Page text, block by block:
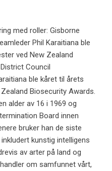
med roller: Gisborne
Phil Karaitiana ble
ved New Zealand
Council
ble kåret til årets
Biosecurity Awards.
alder av 16 i 1969 og
Board innen
bruker han de siste
kunstig intelligens
av arter på land og
om samfunnet vårt,